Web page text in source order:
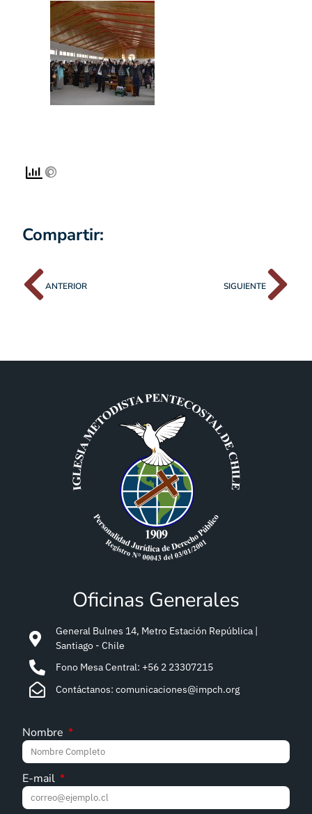
Compartir:
ANTERIOR SIGUIENTE
Oficinas Generales
General Bulnes 14, Metro Estación República |
Santiago - Chile
Fono Mesa Central: +56 2 23307215
Contáctanos: comunicaciones@impch.org
Nombre
E-mail